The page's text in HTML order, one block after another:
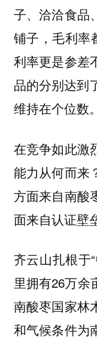
子、洽洽食品
铺子，毛利率
利率更是参差
品的分别达到
维持在个位数。
在竞争如此激
能力从何而来
方面来自南酸
面来自认证壁
齐云山扎根于
里拥有26万余
南酸枣国家林
和气候条件为